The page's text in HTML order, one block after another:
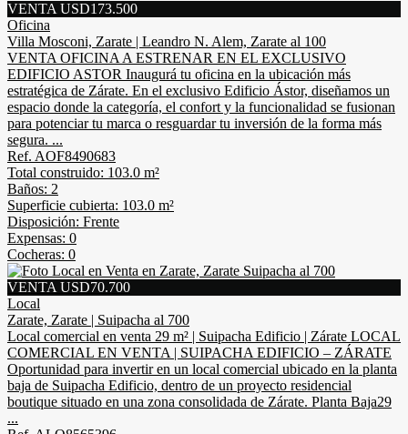
VENTA USD173.500
Oficina
Villa Mosconi, Zarate | Leandro N. Alem, Zarate al 100
VENTA OFICINA A ESTRENAR EN EL EXCLUSIVO
EDIFICIO ASTOR Inaugurá tu oficina en la ubicación más
estratégica de Zárate. En el exclusivo Edificio Ástor, diseñamos un
espacio donde la categoría, el confort y la funcionalidad se fusionan
para potenciar tu marca o resguardar tu inversión de la forma más
segura. ...
Ref. AOF8490683
Total construido: 103.0 m²
Baños: 2
Superficie cubierta: 103.0 m²
Disposición: Frente
Expensas: 0
Cocheras: 0
VENTA USD70.700
Local
Zarate, Zarate | Suipacha al 700
Local comercial en venta 29 m² | Suipacha Edificio | Zárate LOCAL
COMERCIAL EN VENTA | SUIPACHA EDIFICIO – ZÁRATE
Oportunidad para invertir en un local comercial ubicado en la planta
baja de Suipacha Edificio, dentro de un proyecto residencial
boutique situado en una zona consolidada de Zárate. Planta Baja29
...